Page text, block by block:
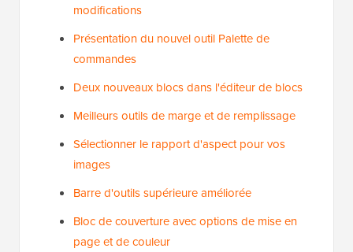
modifications
Présentation du nouvel outil Palette de
commandes
Deux nouveaux blocs dans l'éditeur de blocs
Meilleurs outils de marge et de remplissage
Sélectionner le rapport d'aspect pour vos
images
Barre d'outils supérieure améliorée
Bloc de couverture avec options de mise en
page et de couleur